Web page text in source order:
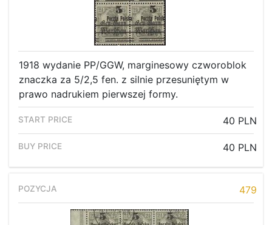
1918 wydanie PP/GGW, marginesowy czworoblok
znaczka za 5/2,5 fen. z silnie przesuniętym w
prawo nadrukiem pierwszej formy.
40 PLN
40 PLN
479